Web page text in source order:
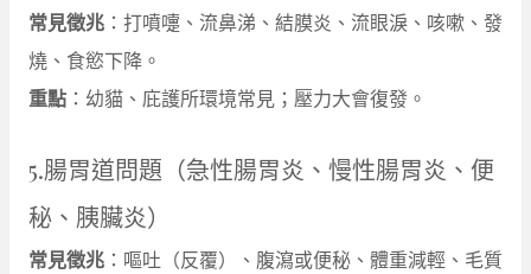
常見徵兆 ：打噴嚏、流鼻涕、結膜炎、流眼淚、咳嗽、發
燒、食慾下降。
重點 ：幼貓、庇護所環境常見；壓力大會復發。
5.腸胃道問題（急性腸胃炎、慢性腸胃炎、便
秘、胰臟炎）
常見徵兆 ：嘔吐（反覆）、腹瀉或便秘、體重減輕、毛質